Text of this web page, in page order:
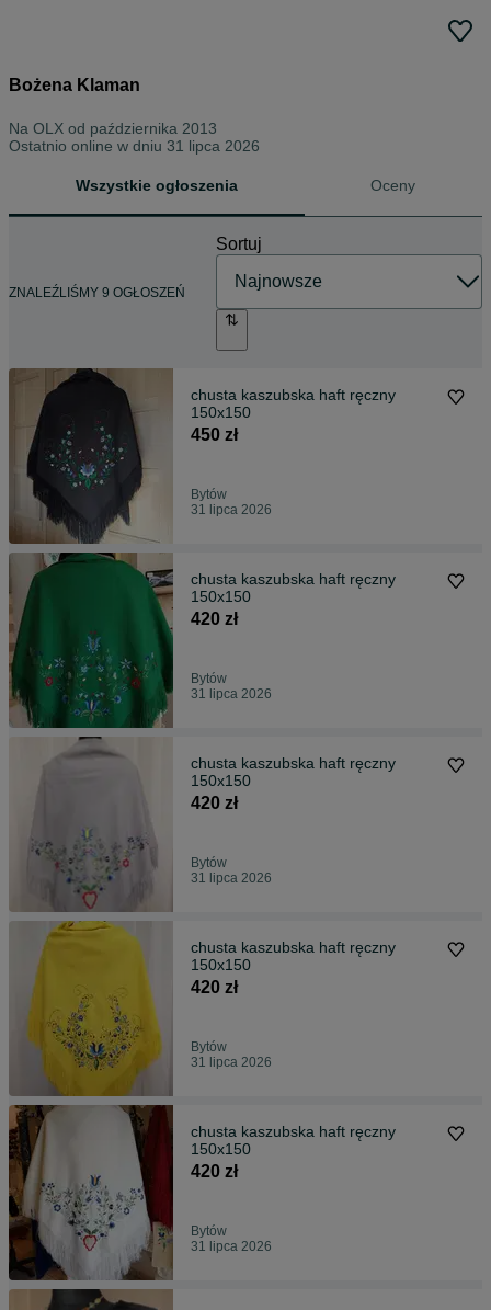
Bożena Klaman
Na OLX od października 2013
Ostatnio online w dniu 31 lipca 2026
Wszystkie ogłoszenia Oceny
ZNALEŹLIŚMY 9 OGŁOSZEŃ
Sortuj
chusta kaszubska haft ręczny
150x150
450 zł
Bytów
31 lipca 2026
chusta kaszubska haft ręczny
150x150
420 zł
Bytów
31 lipca 2026
chusta kaszubska haft ręczny
150x150
420 zł
Bytów
31 lipca 2026
chusta kaszubska haft ręczny
150x150
420 zł
Bytów
31 lipca 2026
chusta kaszubska haft ręczny
150x150
420 zł
Bytów
31 lipca 2026